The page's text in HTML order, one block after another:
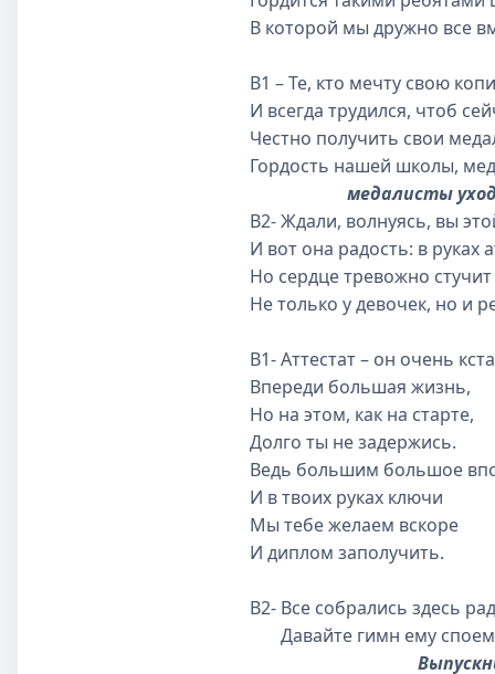
В которой мы дружно все
В1 – Те, кто мечту свою
И всегда трудился, чтоб
Честно получить свои
Гордость нашей школы,
медалисты
В2- Ждали, волнуясь, вы
И вот она радость: в руках
Но сердце тревожно
Не только у девочек, но и
В1- Аттестат – он очень
Впереди большая жизнь,
Но на этом, как на старте,
Долго ты не задержись.
Ведь большим большое
И в твоих руках ключи
Мы тебе желаем вскоре
И диплом заполучить.
В2- Все собрались здесь
Давайте гимн ему